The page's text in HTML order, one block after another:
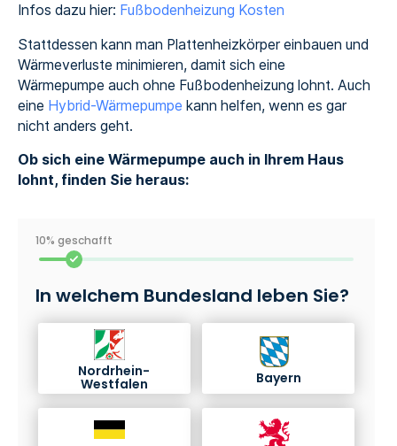
Infos dazu hier: Fußbodenheizung Kosten
Stattdessen kann man Plattenheizkörper einbauen und
Wärmeverluste minimieren, damit sich eine
Wärmepumpe auch ohne Fußbodenheizung lohnt. Auch
eine Hybrid-Wärmepumpe kann helfen, wenn es gar
nicht anders geht.
Ob sich eine Wärmepumpe auch in Ihrem Haus
lohnt, finden Sie heraus:
10% geschafft
In welchem Bundesland leben Sie?
Nordrhein-
Westfalen Bayern